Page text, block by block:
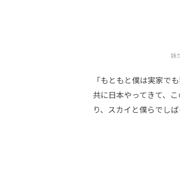
妹
「もともと僕は実家で
共に日本やってきて、
り、スカイと僕らでし